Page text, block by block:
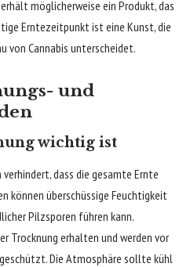
möglicherweise ein Produkt, das
Erntezeitpunkt ist eine Kunst, die
von Cannabis unterscheidet.
und
wichtig ist
dass die gesamte Ernte
können überschüssige Feuchtigkeit
Pilzsporen führen kann.
Trocknung erhalten und werden vor
Die Atmosphäre sollte kühl